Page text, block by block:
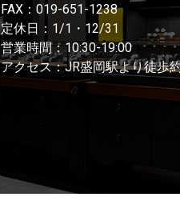
FAX：019-651-1238
定休日：1/1・12/31
営業時間：10:30-19:00
アクセス：JR盛岡駅より徒歩